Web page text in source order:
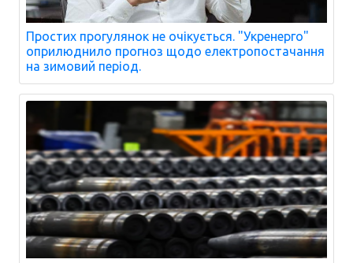
Простих прогулянок не очікується. "Укренерго"
оприлюднило прогноз щодо електропостачання
на зимовий період.